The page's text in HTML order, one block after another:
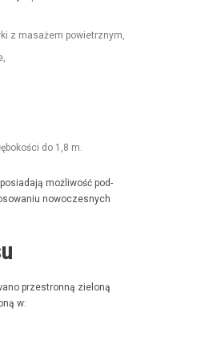
z masażem powietrznym,
do 1,8 m.
możli­wość pod­
nowoczes­nych
prze­stron­ną zieloną
w: